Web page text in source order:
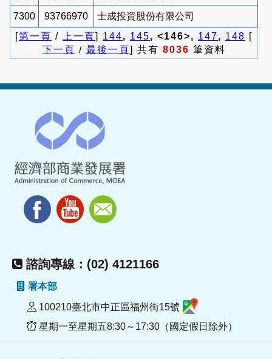
7300 93766970
士成投資股份有限公司
[第一頁 / 上一頁] 144, 145, <146>, 147, 148 [
下一頁 / 最後一頁] 共有 8036 筆資料
諮詢專線：(02) 4121166
署本部
100210臺北市中正區福州街15號
星期一至星期五8:30～17:30（國定假日除外）